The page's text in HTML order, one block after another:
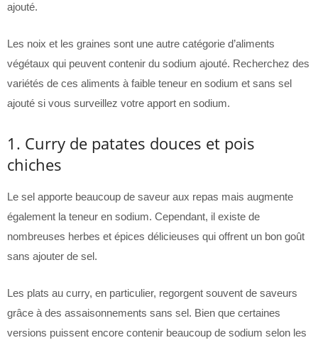
ajouté.
Les noix et les graines sont une autre catégorie d’aliments
végétaux qui peuvent contenir du sodium ajouté. Recherchez des
variétés de ces aliments à faible teneur en sodium et sans sel
ajouté si vous surveillez votre apport en sodium.
1. Curry de patates douces et pois
chiches
Le sel apporte beaucoup de saveur aux repas mais augmente
également la teneur en sodium. Cependant, il existe de
nombreuses herbes et épices délicieuses qui offrent un bon goût
sans ajouter de sel.
Les plats au curry, en particulier, regorgent souvent de saveurs
grâce à des assaisonnements sans sel. Bien que certaines
versions puissent encore contenir beaucoup de sodium selon les